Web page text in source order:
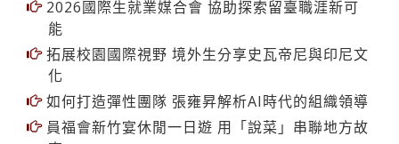
2026國際生就業媒合會 協助探索留臺職涯新可
能
拓展校園國際視野 境外生分享史瓦帝尼與印尼文
化
如何打造彈性團隊 張雍昇解析AI時代的組織領導
員福會新竹宴休閒一日遊 用「說菜」串聯地方故